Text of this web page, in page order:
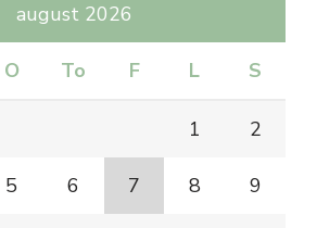
august 2026
O To F L S
1 2
5 6 7 8 9